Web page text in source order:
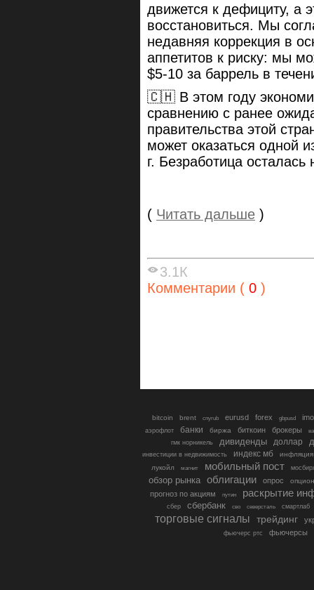
движется к дефициту, а
восстановиться. Мы
недавняя коррекция в
аппетитов к риску: мы
$5-10 за баррель в
🇨🇭 В этом году
сравнению с ранее
правительства этой
может оказаться одной
г. Безработица
( Читать дальше )
3.1К
Комментарии ( 0 )
bitcoin brent cnyrub eurusd forex gbpusd
аэрофлот банки биржа биткоин брокеры
гмк норникель
дивиденды доллар
инвестиции в недвижимость индекс мб
инфляция
лукойл
магнит мобильный пост
обзор рынка облигации опрос
прогноз по акциям путин раскрытие
сбер сбербанк сво северсталь смартлаб
торговые сигналы трейдинг
фьючерс ртс фьючерсы